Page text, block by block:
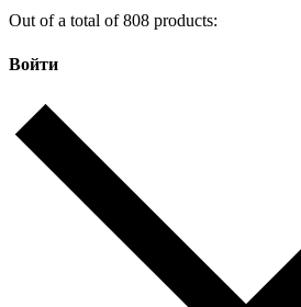
Out of a total of 808 products:
Войти